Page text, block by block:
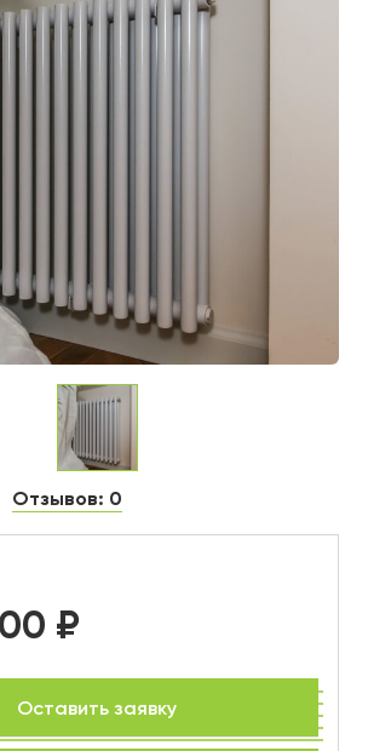
Отзывов: 0
₽
Оставить заявку